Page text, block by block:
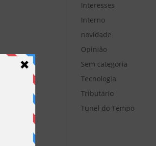
Interesses
Interno
novidade
Opinião
Sem categoria
Tecnologia
Tributário
Tunel do Tempo